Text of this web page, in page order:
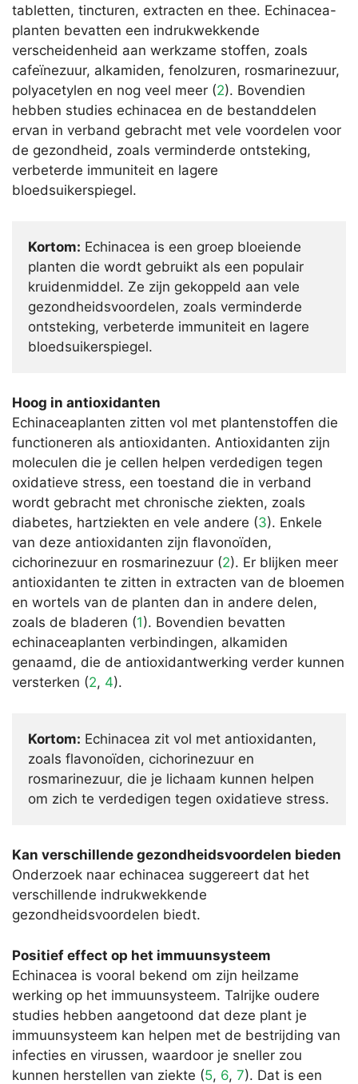
tabletten, tincturen, extracten en thee. Echinacea-
planten bevatten een indrukwekkende
verscheidenheid aan werkzame stoffen, zoals
cafeïnezuur, alkamiden, fenolzuren, rosmarinezuur,
polyacetylen en nog veel meer (2). Bovendien
hebben studies echinacea en de bestanddelen
ervan in verband gebracht met vele voordelen voor
de gezondheid, zoals verminderde ontsteking,
verbeterde immuniteit en lagere
bloedsuikerspiegel.
Kortom: Echinacea is een groep bloeiende
planten die wordt gebruikt als een populair
kruidenmiddel. Ze zijn gekoppeld aan vele
gezondheidsvoordelen, zoals verminderde
ontsteking, verbeterde immuniteit en lagere
bloedsuikerspiegel.
Hoog in antioxidanten
Echinaceaplanten zitten vol met plantenstoffen die
functioneren als antioxidanten. Antioxidanten zijn
moleculen die je cellen helpen verdedigen tegen
oxidatieve stress, een toestand die in verband
wordt gebracht met chronische ziekten, zoals
diabetes, hartziekten en vele andere (3). Enkele
van deze antioxidanten zijn flavonoïden,
cichorinezuur en rosmarinezuur (2). Er blijken meer
antioxidanten te zitten in extracten van de bloemen
en wortels van de planten dan in andere delen,
zoals de bladeren (1). Bovendien bevatten
echinaceaplanten verbindingen, alkamiden
genaamd, die de antioxidantwerking verder kunnen
versterken (2, 4).
Kortom: Echinacea zit vol met antioxidanten,
zoals flavonoïden, cichorinezuur en
rosmarinezuur, die je lichaam kunnen helpen
om zich te verdedigen tegen oxidatieve stress.
Kan verschillende gezondheidsvoordelen bieden
Onderzoek naar echinacea suggereert dat het
verschillende indrukwekkende
gezondheidsvoordelen biedt.
Positief effect op het immuunsysteem
Echinacea is vooral bekend om zijn heilzame
werking op het immuunsysteem. Talrijke oudere
studies hebben aangetoond dat deze plant je
immuunsysteem kan helpen met de bestrijding van
infecties en virussen, waardoor je sneller zou
kunnen herstellen van ziekte (5, 6, 7). Dat is een